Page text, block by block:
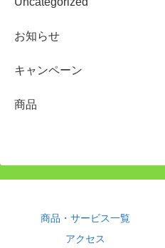
お知らせ
キャンペーン
商品
商品・サービス一覧
アクセス